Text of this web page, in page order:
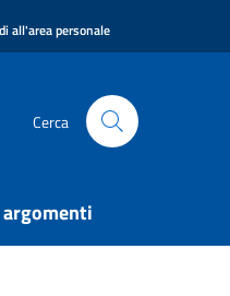
all'area personale
Cerca